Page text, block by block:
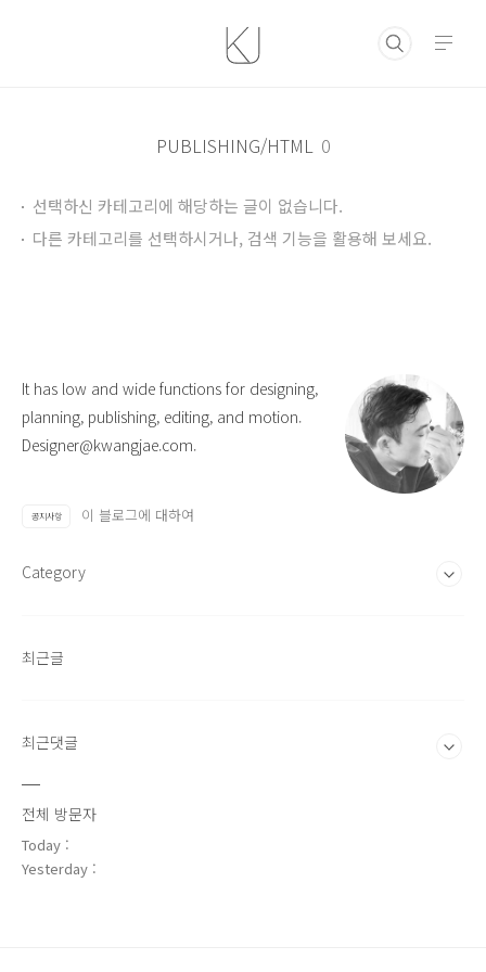
PUBLISHING/HTML 0
선택하신 카테고리에 해당하는 글이 없습니다.
다른 카테고리를 선택하시거나, 검색 기능을 활용해 보세요.
It has low and wide functions for designing,
planning, publishing, editing, and motion.
Designer@kwangjae.com.
공지사항 이 블로그에 대하여
Category
최근글
최근댓글
전체 방문자
Today :
Yesterday :